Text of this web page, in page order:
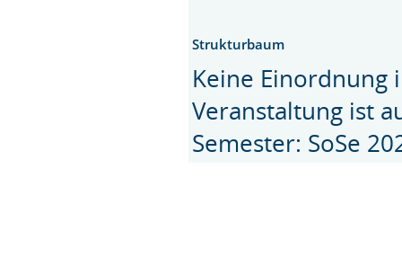
Strukturbaum
Keine Einordnung
Veranstaltung ist
Semester: SoSe